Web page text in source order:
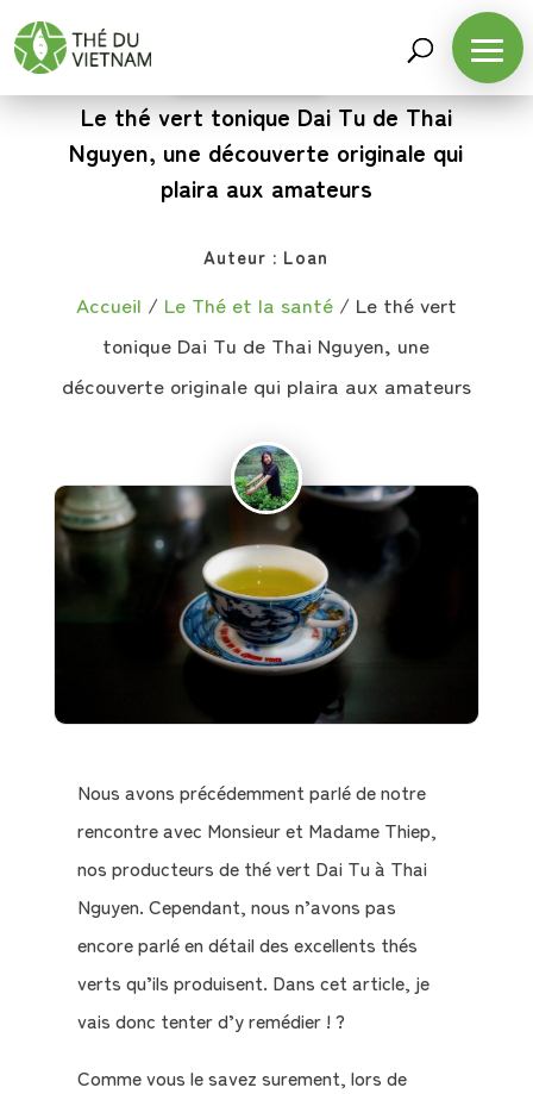
Le thé vert tonique Dai Tu de Thai
Nguyen, une découverte originale qui
plaira aux amateurs
Auteur : Loan
Accueil / Le Thé et la santé/ Le thé vert
tonique Dai Tu de Thai Nguyen, une
découverte originale qui plaira aux amateurs
Nous avons précédemment parlé de notre
rencontre avec Monsieur et Madame Thiep,
nos producteurs de thé vert Dai Tu à Thai
Nguyen. Cependant, nous n’avons pas
encore parlé en détail des excellents thés
verts qu’ils produisent. Dans cet article, je
vais donc tenter d’y remédier ! ?
Comme vous le savez surement, lors de